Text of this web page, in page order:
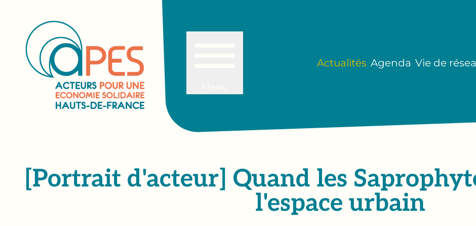
Actualités Agenda Vie de
[Portrait d'acteur] Quand les
l'espace urbain